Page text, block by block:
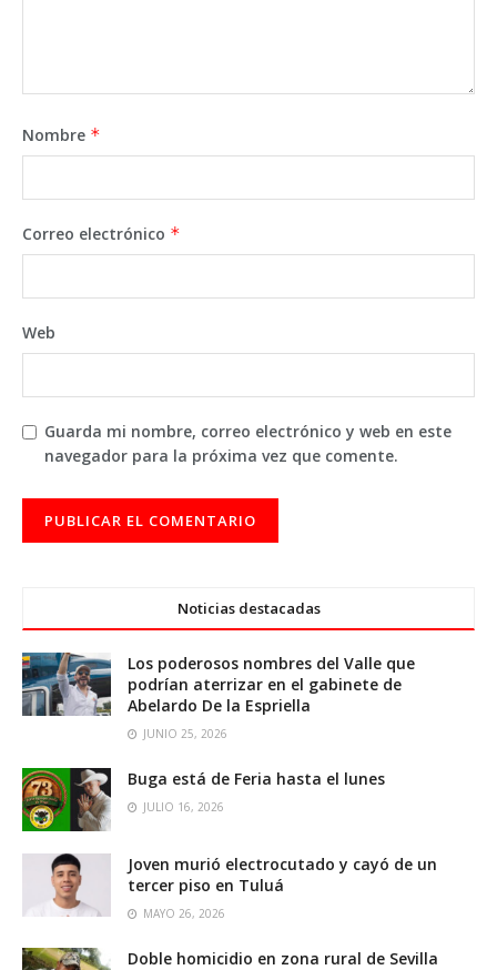
Nombre *
Correo electrónico *
Web
Guarda mi nombre, correo electrónico y web en este
navegador para la próxima vez que comente.
Noticias destacadas
Los poderosos nombres del Valle que
podrían aterrizar en el gabinete de
Abelardo De la Espriella
JUNIO 25, 2026
Buga está de Feria hasta el lunes
JULIO 16, 2026
Joven murió electrocutado y cayó de un
tercer piso en Tuluá
MAYO 26, 2026
Doble homicidio en zona rural de Sevilla